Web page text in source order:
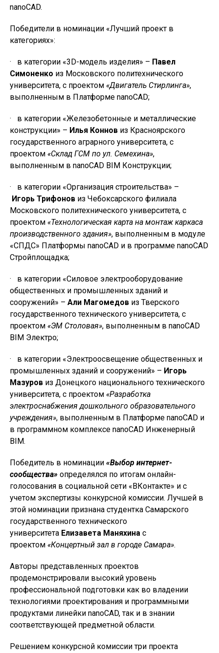
nanoCAD.
Победители в номинации «Лучший проект в
категориях»:
· в категории «3D-модель изделия» – Павел
Симоненко из Московского политехнического
университета, с проектом «Двигатель Стирлинга»,
выполненным в Платформе nanoCAD;
· в категории «Железобетонные и металлические
конструкции» – Илья Коннов из Красноярского
государственного аграрного университета, с
проектом «Склад ГСМ по ул. Семехина»,
выполненным в nanoCAD BIM Конструкции;
· в категории «Организация строительства» –
Игорь Трифонов из Чебоксарского филиала
Московского политехнического университета, с
проектом «Технологическая карта на монтаж каркаса
производственного здания», выполненным в модуле
«СПДС» Платформы nanoCAD и в программе nanoCAD
Cтройплощадка;
· в категории «Силовое электрооборудование
общественных и промышленных зданий и
сооружений» – Али Магомедов из Тверского
государственного технического университета, с
проектом «ЭМ Столовая», выполненным в nanoCAD
BIM Электро;
· в категории «Электроосвещение общественных и
промышленных зданий и сооружений» – Игорь
Мазуров из Донецкого национального технического
университета, с проектом «Разработка
электроснабжения дошкольного образовательного
учреждения», выполненным в Платформе nanoCAD и
в программном комплексе nanoCAD Инженерный
BIM.
Победитель в номинации «Выбор интернет-
сообщества» определялся по итогам онлайн-
голосования в социальной сети «ВКонтакте» и с
учетом экспертизы конкурсной комиссии. Лучшей в
этой номинации признана студентка Самарского
государственного технического
университета Елизавета Маняхина с
проектом «Концертный зал в городе Самара».
Авторы представленных проектов
продемонстрировали высокий уровень
профессиональной подготовки как во владении
технологиями проектирования и программными
продуктами линейки nanoCAD, так и в знании
соответствующей предметной области.
Решением конкурсной комиссии три проекта